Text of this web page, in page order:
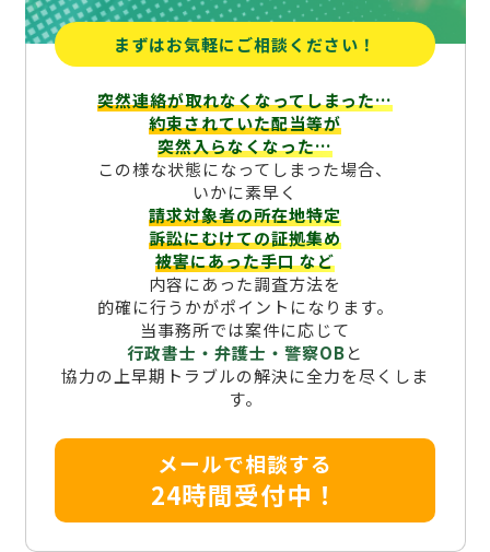
まずはお気軽にご相談ください！
突然連絡が取れなくなってしまった…
約束されていた配当等が
突然入らなくなった…
この様な状態になってしまった場合、
いかに素早く
請求対象者の所在地特定
訴訟にむけての証拠集め
被害にあった手口など
内容にあった調査方法を
的確に行うかがポイントになります。
当事務所では案件に応じて
行政書士・弁護士・警察OBと
協力の上早期トラブルの解決に全力を尽くしま
す。
メールで相談する
24時間受付中！